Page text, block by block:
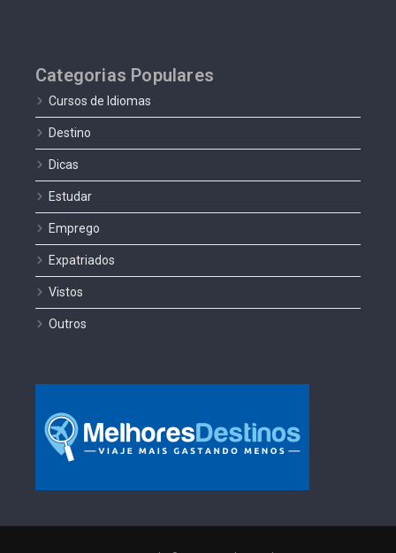
Categorias Populares
Cursos de Idiomas
Destino
Dicas
Estudar
Emprego
Expatriados
Vistos
Outros